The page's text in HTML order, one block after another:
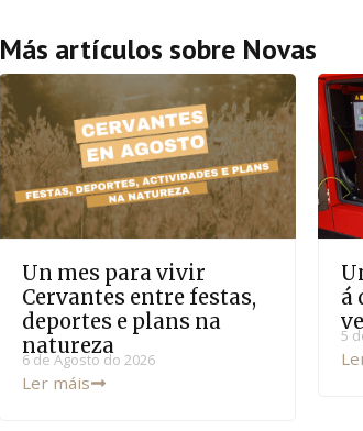
Más artículos sobre Novas
Un mes para vivir
Cervantes entre festas,
deportes e plans na
natureza
6 de Agosto do 2026
Ler máis
á
5